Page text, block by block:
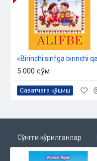
5 000 сўм
Саватчага қўшиш
Сўнгги кўрилганлар